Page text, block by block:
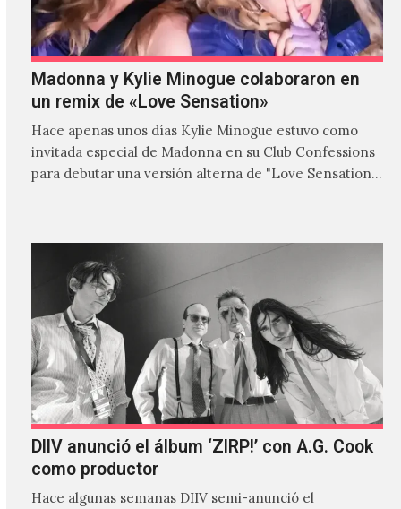
Madonna y Kylie Minogue colaboraron en
un remix de «Love Sensation»
Hace apenas unos días Kylie Minogue estuvo como
invitada especial de Madonna en su Club Confessions
para debutar una versión alterna de "Love Sensation",
DIIV anunció el álbum ‘ZIRP!’ con A.G. Cook
como productor
Hace algunas semanas DIIV semi-anunció el